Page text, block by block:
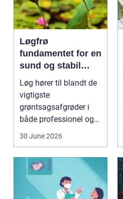
Løgfrø
fundamentet for en
sund og stabil
løgavl
Løg hører til blandt de
vigtigste
grøntsagsafgrøder i
både professionel og
hobbybaseret
30 June 2026